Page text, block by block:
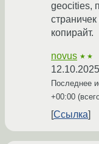
geocities,
копирайт.
novus ★★
Последнее
+00:00
Ссылка